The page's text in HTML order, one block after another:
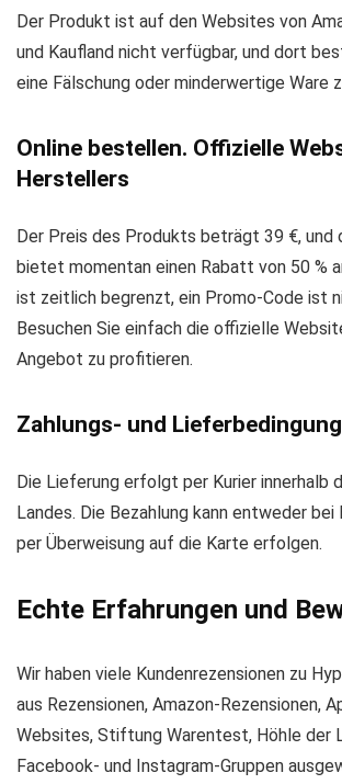
Der Produkt ist auf den Websites von
und Kaufland nicht verfügbar, und dort
eine Fälschung oder minderwertige Ware
Online bestellen. Offizielle
Herstellers
Der Preis des Produkts beträgt 39 €, und
bietet momentan einen Rabatt von 50 %
ist zeitlich begrenzt, ein Promo-Code ist
Besuchen Sie einfach die offizielle
Angebot zu profitieren.
Zahlungs- und
Die Lieferung erfolgt per Kurier innerhalb
Landes. Die Bezahlung kann entweder bei
per Überweisung auf die Karte erfolgen.
Echte Erfahrungen und
Wir haben viele Kundenrezensionen zu
aus Rezensionen, Amazon-Rezensionen,
Websites, Stiftung Warentest, Höhle der
Facebook- und Instagram-Gruppen